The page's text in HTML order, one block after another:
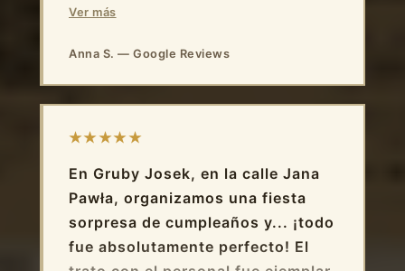
patrocinador de nuestro buen
culinario. Por eso, después del
por segunda vez el mismo día.
Ver más
Anna S. — Google Reviews
★★★★★
En Gruby Josek, en la calle Jana
Pawła, organizamos una fiesta
sorpresa de cumpleaños y... ¡todo
fue absolutamente perfecto! El